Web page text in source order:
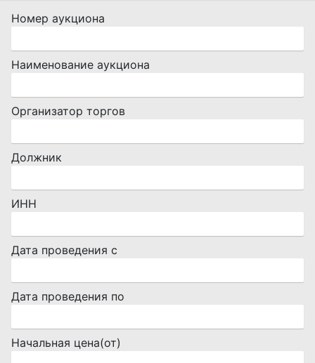
Номер аукциона
Наименование аукциона
Организатор торгов
Должник
ИНН
Дата проведения с
Дата проведения по
Начальная цена(от)